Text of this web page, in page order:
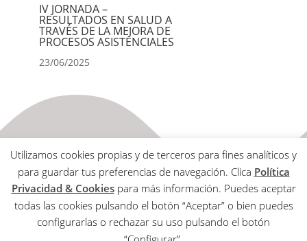
IV JORNADA –
RESULTADOS EN SALUD A
TRAVÉS DE LA MEJORA DE
PROCESOS ASISTENCIALES
23/06/2025
Aviso Legal
Política de Privacidad & Cookies
Utilizamos cookies propias y de terceros para fines analíticos y
para guardar tus preferencias de navegación. Clica Política
Privacidad & Cookiespara más información. Puedes aceptar
todas las cookies pulsando el botón “Aceptar” o bien puedes
configurarlas o rechazar su uso pulsando el botón